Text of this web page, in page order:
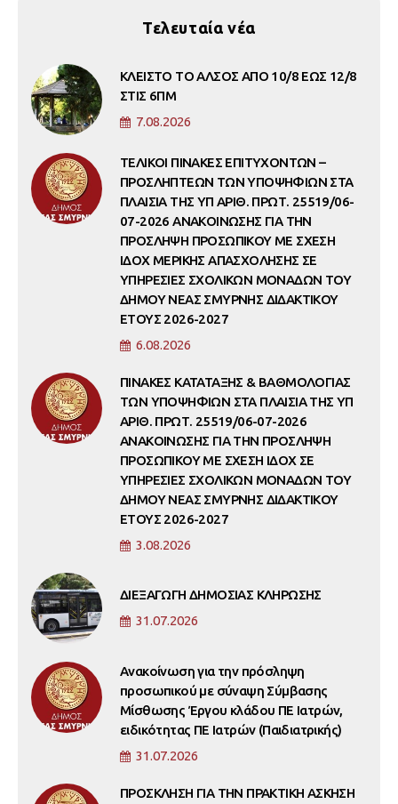
Τελευταία νέα
ΚΛΕΙΣΤΟ ΤΟ ΑΛΣΟΣ ΑΠΟ 10/8 ΕΩΣ 12/8
ΣΤΙΣ 6ΠΜ
7.08.2026
ΤΕΛΙΚΟΙ ΠΙΝΑΚΕΣ ΕΠΙΤΥΧΟΝΤΩΝ –
ΠΡΟΣΛΗΠΤΕΩΝ ΤΩΝ ΥΠΟΨΗΦΙΩΝ ΣΤΑ
ΠΛΑΙΣΙΑ ΤΗΣ ΥΠ ΑΡΙΘ. ΠΡΩΤ. 25519/06-
07-2026 ΑΝΑΚΟΙΝΩΣΗΣ ΓΙΑ ΤΗΝ
ΠΡΟΣΛΗΨΗ ΠΡΟΣΩΠΙΚΟΥ ΜΕ ΣΧΕΣΗ
ΙΔΟΧ ΜΕΡΙΚΗΣ ΑΠΑΣΧΟΛΗΣΗΣ ΣΕ
ΥΠΗΡΕΣΙΕΣ ΣΧΟΛΙΚΩΝ ΜΟΝΑΔΩΝ ΤΟΥ
ΔΗΜΟΥ ΝΕΑΣ ΣΜΥΡΝΗΣ ΔΙΔΑΚΤΙΚΟΥ
ΕΤΟΥΣ 2026-2027
6.08.2026
ΠΙΝΑΚΕΣ ΚΑΤΑΤΑΞΗΣ & ΒΑΘΜΟΛΟΓΙΑΣ
ΤΩΝ ΥΠΟΨΗΦΙΩΝ ΣΤΑ ΠΛΑΙΣΙΑ ΤΗΣ ΥΠ
ΑΡΙΘ. ΠΡΩΤ. 25519/06-07-2026
ΑΝΑΚΟΙΝΩΣΗΣ ΓΙΑ ΤΗΝ ΠΡΟΣΛΗΨΗ
ΠΡΟΣΩΠΙΚΟΥ ΜΕ ΣΧΕΣΗ ΙΔΟΧ ΣΕ
ΥΠΗΡΕΣΙΕΣ ΣΧΟΛΙΚΩΝ ΜΟΝΑΔΩΝ ΤΟΥ
ΔΗΜΟΥ ΝΕΑΣ ΣΜΥΡΝΗΣ ΔΙΔΑΚΤΙΚΟΥ
ΕΤΟΥΣ 2026-2027
3.08.2026
ΔΙΕΞΑΓΩΓΗ ΔΗΜΟΣΙΑΣ ΚΛΗΡΩΣΗΣ
31.07.2026
Ανακοίνωση για την πρόσληψη
προσωπικού με σύναψη Σύμβασης
Μίσθωσης Έργου κλάδου ΠΕ Ιατρών,
ειδικότητας ΠΕ Ιατρών (Παιδιατρικής)
31.07.2026
ΠΡΟΣΚΛΗΣΗ ΓΙΑ ΤΗΝ ΠΡΑΚΤΙΚΗ ΑΣΚΗΣΗ